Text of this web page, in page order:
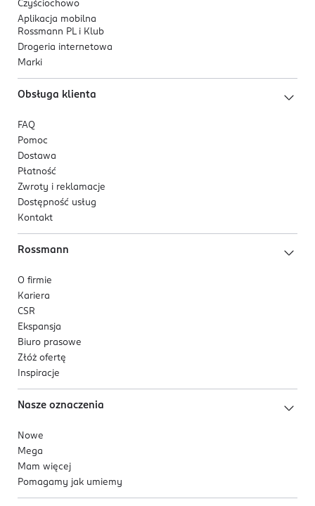
Czyściochowo
Aplikacja mobilna
Rossmann PL i Klub
Drogeria internetowa
Marki
Obsługa klienta
FAQ
Pomoc
Dostawa
Płatność
Zwroty i reklamacje
Dostępność usług
Kontakt
Rossmann
O firmie
Kariera
CSR
Ekspansja
Biuro prasowe
Złóż ofertę
Inspiracje
Nasze oznaczenia
Nowe
Mega
Mam więcej
Pomagamy jak umiemy